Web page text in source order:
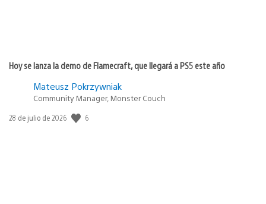
Hoy se lanza la demo de Flamecraft, que llegará a PS5 este año
Mateusz Pokrzywniak
Community Manager, Monster Couch
Fecha
28 de julio de 2026 6